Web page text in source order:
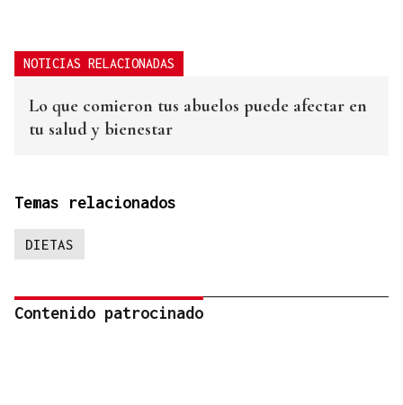
NOTICIAS RELACIONADAS
Lo que comieron tus abuelos puede afectar en
tu salud y bienestar
Temas relacionados
DIETAS
Contenido patrocinado